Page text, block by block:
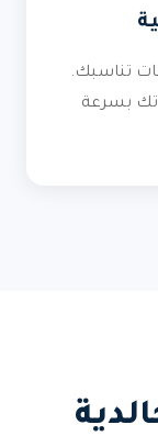
تناسبك.
بسرعة